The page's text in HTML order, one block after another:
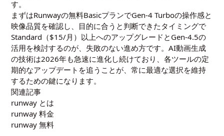
す。
まずはRunwayの無料BasicプランでGen-4 Turboの操作感と
映像品質を確認し、目的に合うと判断できたタイミングで
Standard（$15/月）以上へのアップグレードとGen-4.5の
活用を検討するのが、失敗のない進め方です。AI動画生成
の技術は2026年も急速に進化し続けており、各ツールの定
期的なアップデートを追うことが、常に最適な選択を維持
するための鍵になります。
関連記事
runway とは
runway 料金
runway 無料